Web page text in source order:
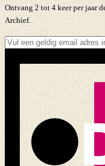
Ontvang 2 tot 4 keer per jaar
Archief.